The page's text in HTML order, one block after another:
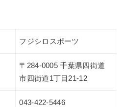
フジシロスポーツ
〒284-0005 千葉県四街道
市四街道1丁目21-12
043-422-5446